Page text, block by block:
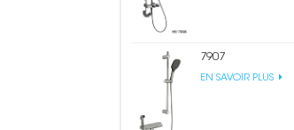
7907
EN SAVOIR PLUS